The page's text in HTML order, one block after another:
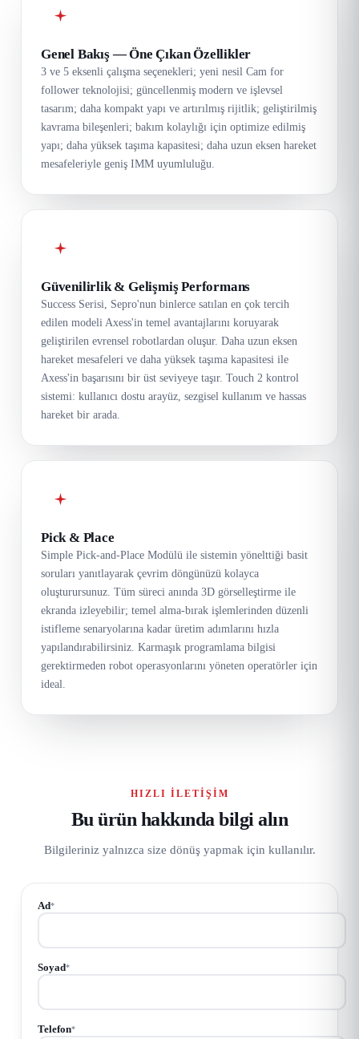
Genel Bakış — Öne Çıkan Özellikler
3 ve 5 eksenli çalışma seçenekleri; yeni nesil Cam for
follower teknolojisi; güncellenmiş modern ve işlevsel
tasarım; daha kompakt yapı ve artırılmış rijitlik; geliştirilmiş
kavrama bileşenleri; bakım kolaylığı için optimize edilmiş
yapı; daha yüksek taşıma kapasitesi; daha uzun eksen hareket
mesafeleriyle geniş IMM uyumluluğu.
Güvenilirlik & Gelişmiş Performans
Success Serisi, Sepro'nun binlerce satılan en çok tercih
edilen modeli Axess'in temel avantajlarını koruyarak
geliştirilen evrensel robotlardan oluşur. Daha uzun eksen
hareket mesafeleri ve daha yüksek taşıma kapasitesi ile
Axess'in başarısını bir üst seviyeye taşır. Touch 2 kontrol
sistemi: kullanıcı dostu arayüz, sezgisel kullanım ve hassas
hareket bir arada.
Pick & Place
Simple Pick-and-Place Modülü ile sistemin yönelttiği basit
soruları yanıtlayarak çevrim döngünüzü kolayca
oluşturursunuz. Tüm süreci anında 3D görselleştirme ile
ekranda izleyebilir; temel alma-bırak işlemlerinden düzenli
istifleme senaryolarına kadar üretim adımlarını hızla
yapılandırabilirsiniz. Karmaşık programlama bilgisi
gerektirmeden robot operasyonlarını yöneten operatörler için
ideal.
HIZLI İLETIŞIM
Bu ürün hakkında bilgi alın
Bilgileriniz yalnızca size dönüş yapmak için kullanılır.
Ad*
Soyad*
Telefon*